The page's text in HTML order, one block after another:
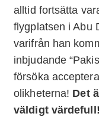
alltid fortsätta
flygplatsen i Abu
varifrån han
inbjudande
försöka
olikheterna! Det
väldigt värdefull!